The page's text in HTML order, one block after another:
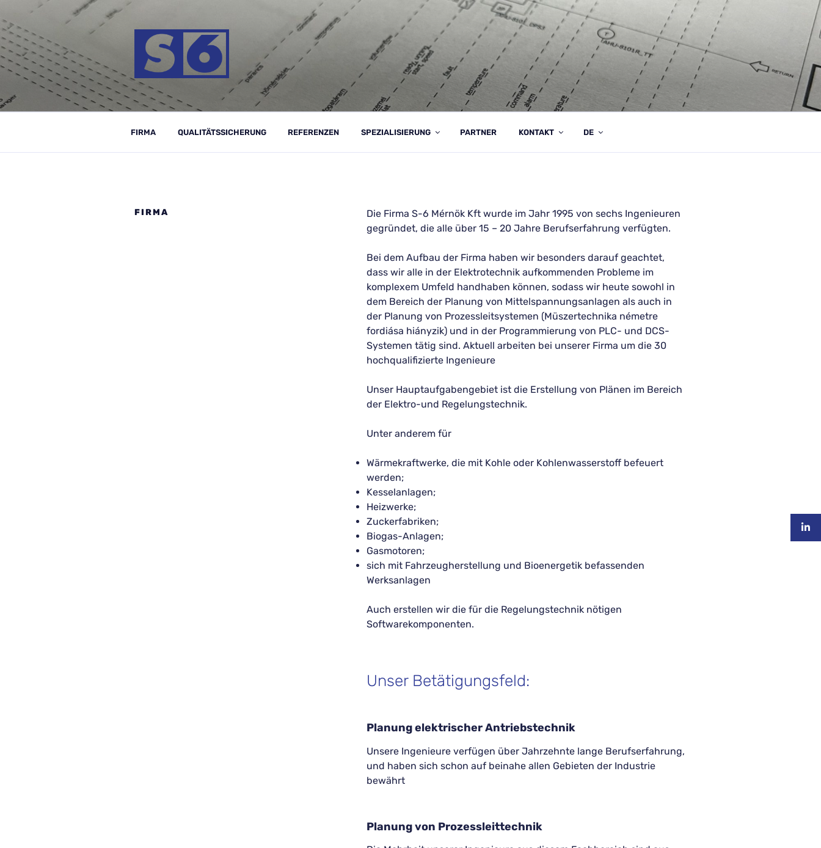
Inhalt
springen
S-6 MÉRNÖK KFT.
FIRMA QUALITÄTSSICHERUNG REFERENZEN SPEZIALISIERUNG PARTNER KONTAKT DE
FIRMA
Die Firma S-6 Mérnök Kft wurde im Jahr 1995 von sechs Ingenieuren
gegründet, die alle über 15 – 20 Jahre Berufserfahrung verfügten.
Bei dem Aufbau der Firma haben wir besonders darauf geachtet,
dass wir alle in der Elektrotechnik aufkommenden Probleme im
komplexem Umfeld handhaben können, sodass wir heute sowohl in
dem Bereich der Planung von Mittelspannungsanlagen als auch in
der Planung von Prozessleitsystemen (Müszertechnika németre
fordiása hiányzik) und in der Programmierung von PLC- und DCS-
Systemen tätig sind. Aktuell arbeiten bei unserer Firma um die 30
hochqualifizierte Ingenieure
Unser Hauptaufgabengebiet ist die Erstellung von Plänen im Bereich
der Elektro-und Regelungstechnik.
Unter anderem für
Wärmekraftwerke, die mit Kohle oder Kohlenwasserstoff befeuert
werden;
Kesselanlagen;
Heizwerke;
Zuckerfabriken;
Biogas-Anlagen;
Gasmotoren;
sich mit Fahrzeugherstellung und Bioenergetik befassenden
Werksanlagen
Auch erstellen wir die für die Regelungstechnik nötigen
Softwarekomponenten.
Unser Betätigungsfeld:
Planung elektrischer Antriebstechnik
Unsere Ingenieure verfügen über Jahrzehnte lange Berufserfahrung,
und haben sich schon auf beinahe allen Gebieten der Industrie
bewährt
Planung von Prozessleittechnik